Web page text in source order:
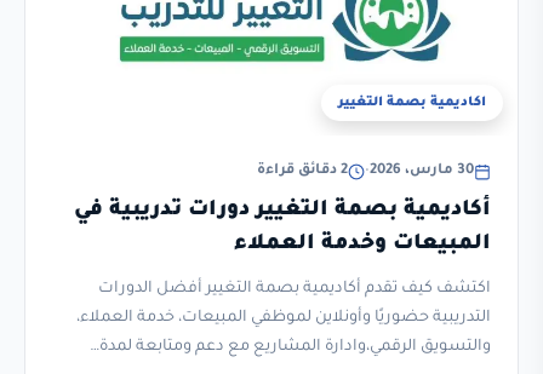
اكاديمية بصمة التغيير
30 مارس، 2026 • 2 دقائق قراءة
أكاديمية بصمة التغيير دورات تدريبية في
المبيعات وخدمة العملاء
اكتشف كيف تقدم أكاديمية بصمة التغيير أفضل الدورات
التدريبية حضوريًا وأونلاين لموظفي المبيعات، خدمة العملاء،
والتسويق الرقمي،وادارة المشاريع مع دعم ومتابعة لمدة…